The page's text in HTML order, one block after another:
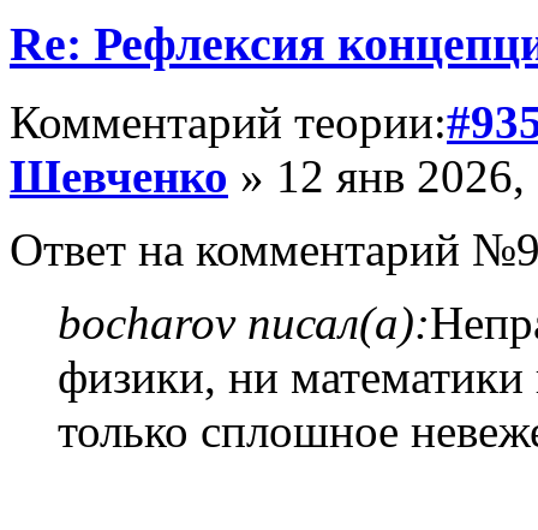
Re: Рефлексия
Комментарий теории:
Шевченко » 12 янв
Ответ на комментарий
bocharov писал(а):
физики, ни математики
только сплошное